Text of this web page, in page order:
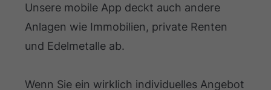
Unsere mobile App deckt auch andere
Anlagen wie Immobilien, private Renten
und Edelmetalle ab.
Wenn Sie ein wirklich individuelles Angebot